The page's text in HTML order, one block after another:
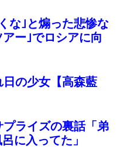
な｣と煽った悲惨な
ー｣でロシアに向
日の少女【高森藍
ライズの裏話「弟
に入ってた」